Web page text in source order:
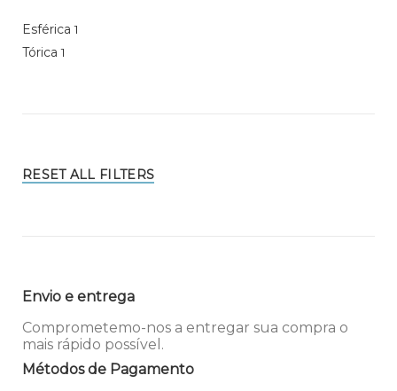
Esférica 1
Tórica 1
RESET ALL FILTERS
Envio e entrega
Comprometemo-nos a entregar sua compra o
mais rápido possível.
Métodos de Pagamento